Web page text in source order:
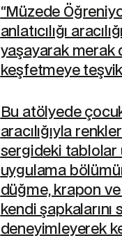
“Müzede
anlatıcılığı
yaşayarak merak
keşfetmeye
Bu atölyede
aracılığıyla
sergideki tablolar
uygulama
düğme, krapon
kendi
deneyimleyerek